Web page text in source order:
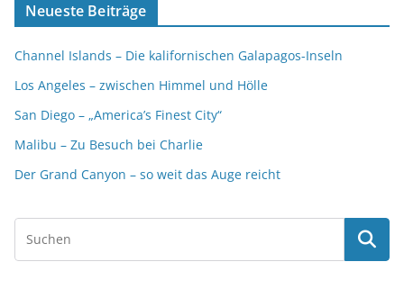
Neueste Beiträge
Channel Islands – Die kalifornischen Galapagos-Inseln
Los Angeles – zwischen Himmel und Hölle
San Diego – „America’s Finest City“
Malibu – Zu Besuch bei Charlie
Der Grand Canyon – so weit das Auge reicht